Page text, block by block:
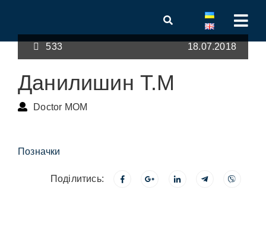
533 18.07.2018
Данилишин Т.М
Doctor MOM
Позначки
Поділитись: